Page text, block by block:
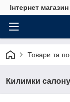
Інтернет
Товари та
Килимки